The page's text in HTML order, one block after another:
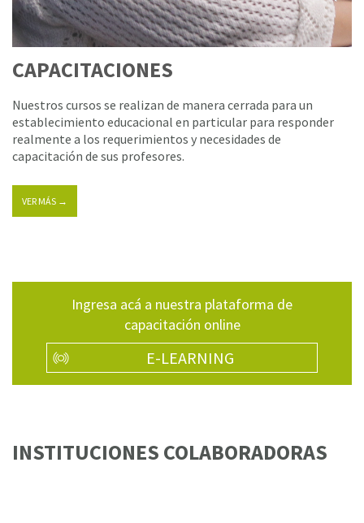
CAPACITACIONES
Nuestros cursos se realizan de manera cerrada para un
establecimiento educacional en particular para responder
realmente a los requerimientos y necesidades de
capacitación de sus profesores.
VER MÁS →
Ingresa acá a nuestra plataforma de
capacitación online
E-LEARNING
INSTITUCIONES COLABORADORAS